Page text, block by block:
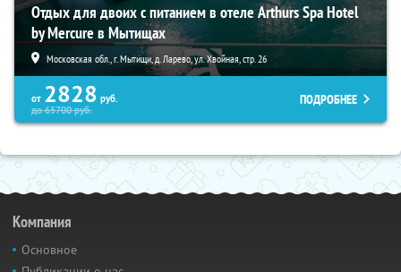
Отдых для двоих с питанием в отеле Arthurs Spa Hotel
by Mercure в Мытищах
Московская обл., г. Мытищи, д. Ларево, ул. Хвойная, стр. 26
от 2828 руб.
до65700руб.
ПОДРОБНЕЕ
Компания
Основное